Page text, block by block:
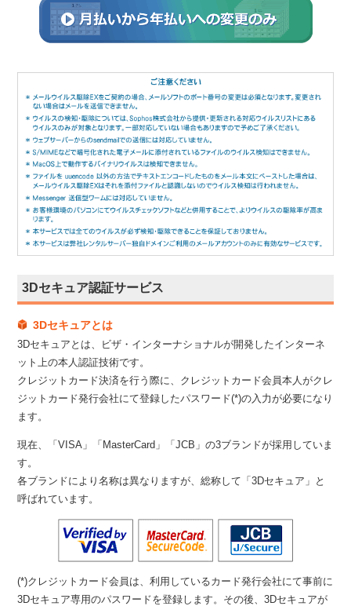
3Dセキュア認証サービス
3Dセキュアとは
3Dセキュアとは、ビザ・インターナショナルが開発したインターネ
ット上の本人認証技術です。
クレジットカード決済を行う際に、クレジットカード会員本人がクレ
ジットカード発行会社にて登録したパスワード(*)の入力が必要になり
ます。
現在、「VISA」「MasterCard」「JCB」の3ブランドが採用していま
す。
各ブランドにより名称は異なりますが、総称して「3Dセキュア」と
呼ばれています。
(*)クレジットカード会員は、利用しているカード発行会社にて事前に
3Dセキュア専用のパスワードを登録します。その後、3Dセキュアが